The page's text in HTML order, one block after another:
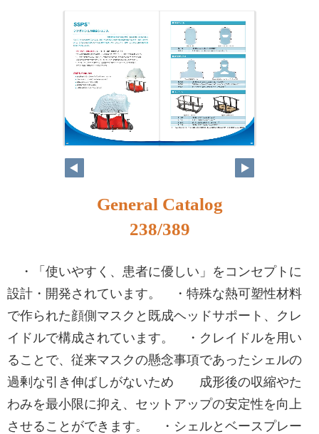
222 223
General Catalog
238/389
・「使いやすく、患者に優しい」をコンセプトに
設計・開発されています。 ・特殊な熱可塑性材料
で作られた顔側マスクと既成ヘッドサポート、クレ
イドルで構成されています。 ・クレイドルを用い
ることで、従来マスクの懸念事項であったシェルの
過剰な引き伸ばしがないため 成形後の収縮やた
わみを最小限に抑え、セットアップの安定性を向上
させることができます。 ・シェルとベースプレー